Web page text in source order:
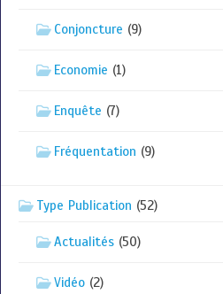
Conjoncture (9)
Economie (1)
Enquête (7)
Fréquentation (9)
Type Publication (52)
Actualités (50)
Vidéo (2)